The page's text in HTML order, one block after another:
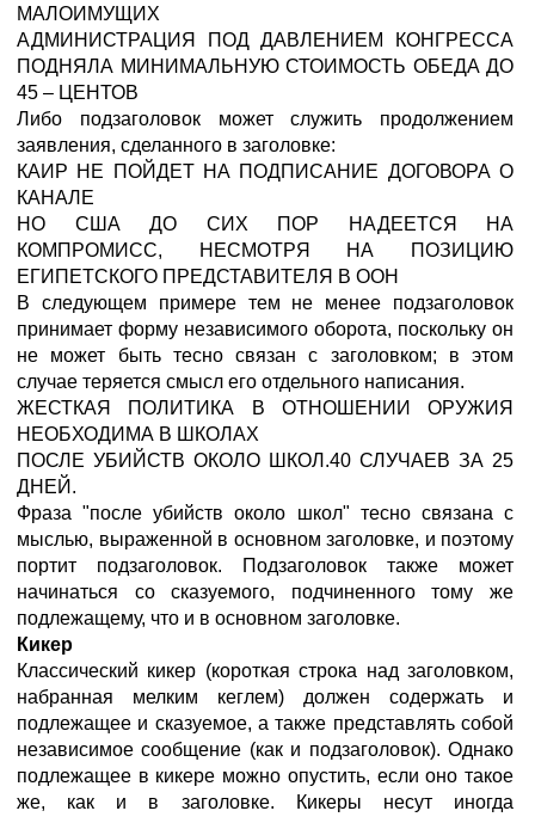
МАЛОИМУЩИХ
АДМИНИСТРАЦИЯ ПОД ДАВЛЕНИЕМ КОНГРЕССА
ПОДНЯЛА МИНИМАЛЬНУЮ СТОИМОСТЬ ОБЕДА ДО
45 – ЦЕНТОВ
Либо подзаголовок может служить продолжением
заявления, сделанного в заголовке:
КАИР НЕ ПОЙДЕТ НА ПОДПИСАНИЕ ДОГОВОРА О
КАНАЛЕ
НО США ДО СИХ ПОР НАДЕЕТСЯ НА
КОМПРОМИСС, НЕСМОТРЯ НА ПОЗИЦИЮ
ЕГИПЕТСКОГО ПРЕДСТАВИТЕЛЯ В ООН
В следующем примере тем не менее подзаголовок
принимает форму независимого оборота, поскольку он
не может быть тесно связан с заголовком; в этом
случае теряется смысл его отдельного написания.
ЖЕСТКАЯ ПОЛИТИКА В ОТНОШЕНИИ ОРУЖИЯ
НЕОБХОДИМА В ШКОЛАХ
ПОСЛЕ УБИЙСТВ ОКОЛО ШКОЛ.40 СЛУЧАЕВ ЗА 25
ДНЕЙ.
Фраза "после убийств около школ" тесно связана с
мыслью, выраженной в основном заголовке, и поэтому
портит подзаголовок. Подзаголовок также может
начинаться со сказуемого, подчиненного тому же
подлежащему, что и в основном заголовке.
Кикер
Классический кикер (короткая строка над заголовком,
набранная мелким кеглем) должен содержать и
подлежащее и сказуемое, а также представлять собой
независимое сообщение (как и подзаголовок). Однако
подлежащее в кикере можно опустить, если оно такое
же, как и в заголовке. Кикеры несут иногда